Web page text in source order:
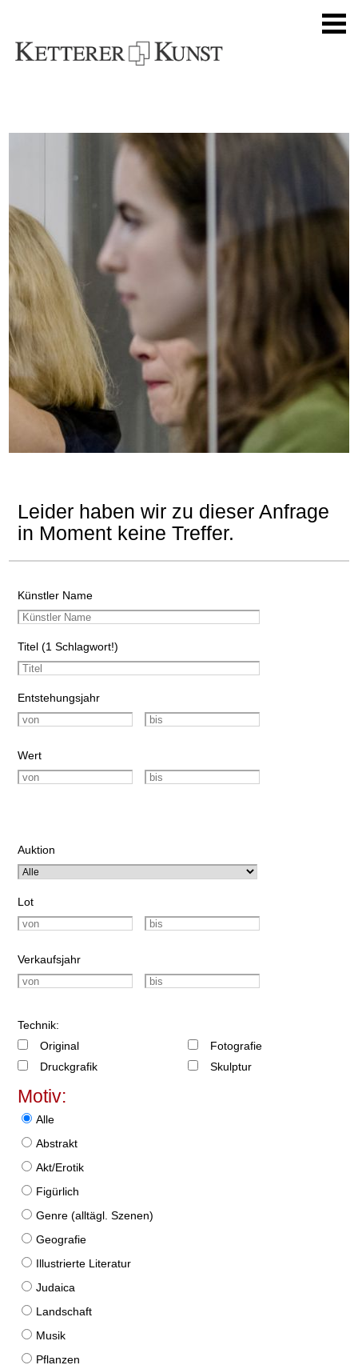
Leider haben wir zu dieser Anfrage
in Moment keine Treffer.
Künstler Name
Titel (1 Schlagwort!)
Entstehungsjahr
Wert
Auktion
Lot
Verkaufsjahr
Technik:
Original
Druckgrafik
Fotografie
Skulptur
Motiv:
Alle
Abstrakt
Akt/Erotik
Figürlich
Genre (alltägl. Szenen)
Geografie
Illustrierte Literatur
Judaica
Landschaft
Musik
Pflanzen